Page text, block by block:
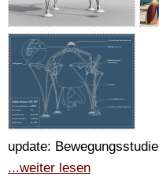
update: Bewegungsstudie
...weiter lesen